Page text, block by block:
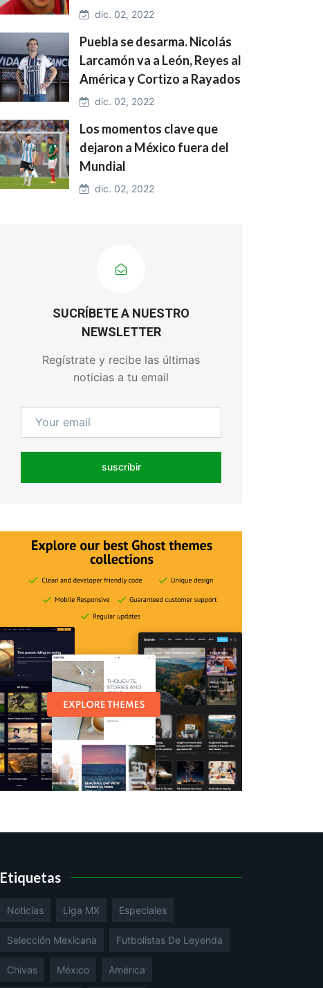
dic. 02, 2022
Puebla se desarma. Nicolás
Larcamón va a León, Reyes al
América y Cortizo a Rayados
dic. 02, 2022
Los momentos clave que
dejaron a México fuera del
Mundial
dic. 02, 2022
SUCRÍBETE A NUESTRO
NEWSLETTER
Regístrate y recibe las últimas
noticias a tu email
suscribir
Etiquetas
Noticias Liga MX Especiales
Selección Mexicana Futbolistas De Leyenda
Chivas México América